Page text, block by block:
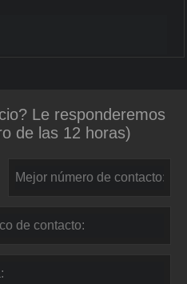
Le responderemos
de las 12 horas)